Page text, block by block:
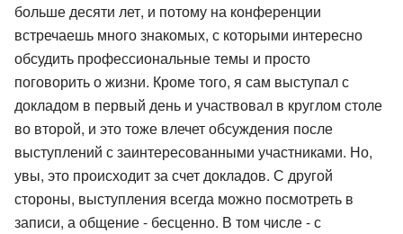
больше десяти лет, и потому на конференции
встречаешь много знакомых, с которыми интересно
обсудить профессиональные темы и просто
поговорить о жизни. Кроме того, я сам выступал с
докладом в первый день и участвовал в круглом столе
во второй, и это тоже влечет обсуждения после
выступлений с заинтересованными участниками. Но,
увы, это происходит за счет докладов. С другой
стороны, выступления всегда можно посмотреть в
записи, а общение - бесценно. В том числе - с